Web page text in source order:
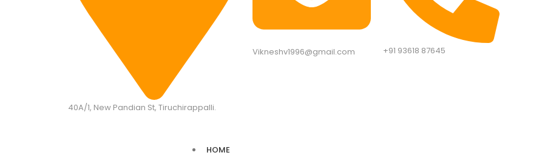
40A/1, New Pandian St, Tiruchirappalli.
Vikneshv1996@gmail.com​ +91 93618 87645​
HOME